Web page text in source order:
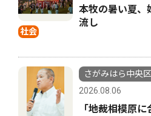
社会
本牧の暑い夏
流し
さがみはら中央
2026.08.06
「地裁相模原